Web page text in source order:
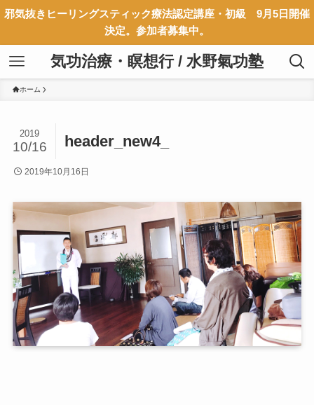
邪気抜きヒーリングスティック療法認定講座・初級 9月5日開催
決定。参加者募集中。
気功治療・瞑想行 / 水野氣功塾
ホーム
header_new4_
2019
10/16
2019年10月16日